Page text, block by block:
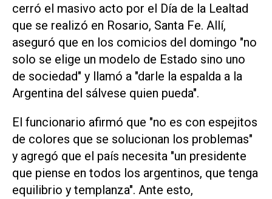
cerró el masivo acto por el Día de la Lealtad
que se realizó en Rosario, Santa Fe. Allí,
aseguró que en los comicios del domingo "no
solo se elige un modelo de Estado sino uno
de sociedad" y llamó a "darle la espalda a la
Argentina del sálvese quien pueda".
El funcionario afirmó que "no es con espejitos
de colores que se solucionan los problemas"
y agregó que el país necesita "un presidente
que piense en todos los argentinos, que tenga
equilibrio y templanza". Ante esto,